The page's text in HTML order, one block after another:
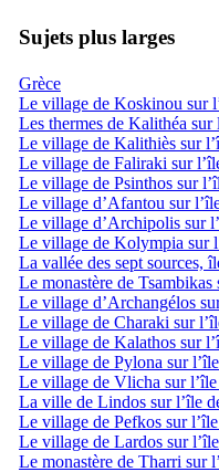
Sujets plus larges
Grèce
Le village de Koskinou sur
Les thermes de Kalithéa sur
Le village de Kalithiès sur
Le village de Faliraki sur
Le village de Psinthos sur
Le village d’Afantou sur
Le village d’Archipolis sur
Le village de Kolympia sur
La vallée des sept sources,
Le monastère de Tsambikas
Le village d’Archangélos
Le village de Charaki sur
Le village de Kalathos sur
Le village de Pylona sur
Le village de Vlicha sur l’île
La ville de Lindos sur l’île
Le village de Pefkos sur
Le village de Lardos sur
Le monastère de Tharri sur